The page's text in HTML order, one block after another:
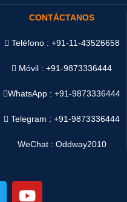
CONTÁCTANOS
Teléfono : +91-11-43526658
Móvil : +91-9873336444
WhatsApp :+91-9873336444
Telegram : +91-9873336444
WeChat : Oddway2010